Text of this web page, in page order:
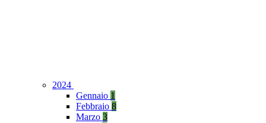
2024
Gennaio 1
Febbraio 8
Marzo 3